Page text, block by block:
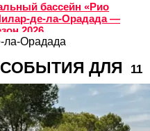
бассейн «Рио
де-ла-Орадада —
2026
ла-Орадада
СОБЫТИЯ ДЛЯ 11